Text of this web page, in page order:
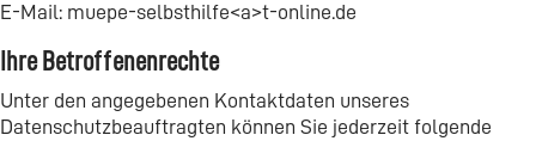
E-Mail: muepe-selbsthilfe<a>t-online.de
Ihre Betroffenenrechte
Unter den angegebenen Kontaktdaten unseres
Datenschutzbeauftragten können Sie jederzeit folgende